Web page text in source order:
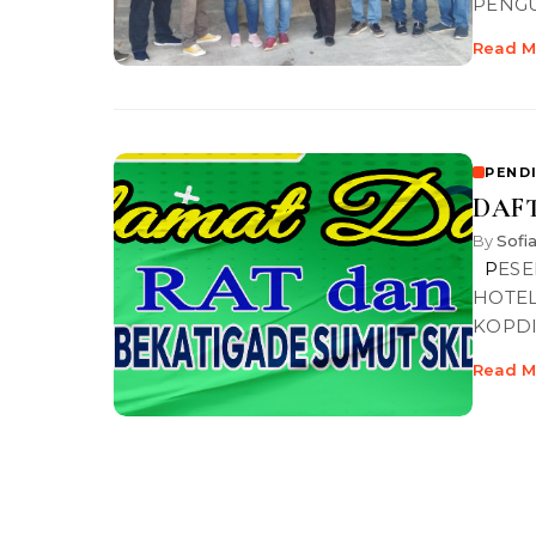
Read
By
PESERTA SEMINAR DAN RAT TB 2022 TANGGAL 14 – 16 APRIL 2023,
Read